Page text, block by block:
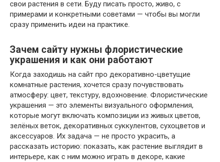
свои растения в сети. Буду писать просто, живо, с
примерами и конкретными советами — чтобы вы могли
сразу применить идеи на практике.
Зачем сайту нужны флористические
украшения и как они работают
Когда заходишь на сайт про декоративно-цветущие
комнатные растения, хочется сразу почувствовать
атмосферу: цвет, текстуру, вдохновение. Флористические
украшения — это элементы визуального оформления,
которые могут включать композиции из живых цветов,
зелёных веток, декоративных суккулентов, сухоцветов и
аксессуаров. Их задача — не просто украсить, а
рассказать историю: показать, как растение выглядит в
интерьере, как с ним можно играть в декоре, какие